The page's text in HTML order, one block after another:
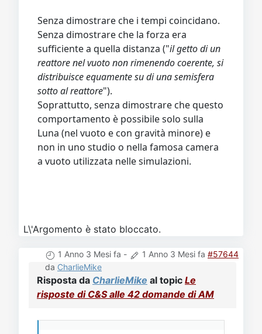
Senza dimostrare che i tempi coincidano.
Senza dimostrare che la forza era
sufficiente a quella distanza ("il getto di un
reattore nel vuoto non rimenendo coerente, si
distribuisce equamente su di una semisfera
sotto al reattore").
Soprattutto, senza dimostrare che questo
comportamento è possibile solo sulla
Luna (nel vuoto e con gravità minore) e
non in uno studio o nella famosa camera
a vuoto utilizzata nelle simulazioni.
L\'Argomento è stato bloccato.
1 Anno 3 Mesi fa - 1 Anno 3 Mesi fa #57644
da CharlieMike
Risposta da CharlieMike al topic Le
risposte di C&S alle 42 domande di AM